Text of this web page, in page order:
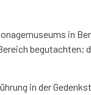
in
begutachten;
in der